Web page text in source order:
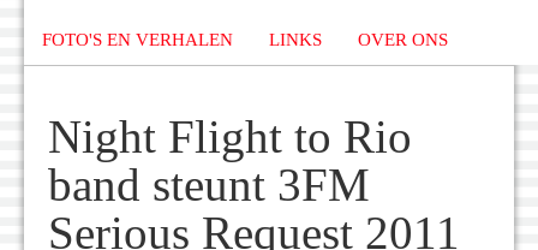
FOTO'S EN VERHALEN LINKS OVER ONS
Night Flight to Rio
band steunt 3FM
Serious Request 2011